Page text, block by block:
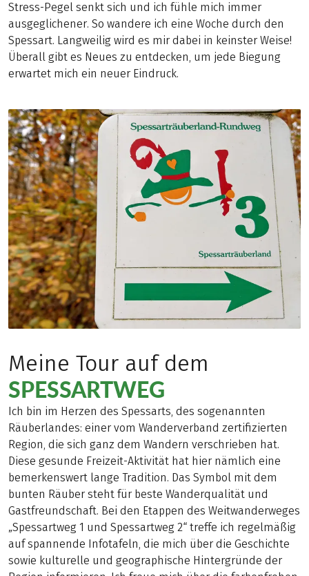
Stress-Pegel senkt sich und ich fühle mich immer
ausgeglichener. So wandere ich eine Woche durch den
Spessart. Langweilig wird es mir dabei in keinster Weise!
Überall gibt es Neues zu entdecken, um jede Biegung
erwartet mich ein neuer Eindruck.
Meine Tour auf dem
SPESSARTWEG
Ich bin im Herzen des Spessarts, des sogenannten
Räuberlandes: einer vom Wanderverband zertifizierten
Region, die sich ganz dem Wandern verschrieben hat.
Diese gesunde Freizeit-Aktivität hat hier nämlich eine
bemerkenswert lange Tradition. Das Symbol mit dem
bunten Räuber steht für beste Wanderqualität und
Gastfreundschaft. Bei den Etappen des Weitwanderweges
„Spessartweg 1 und Spessartweg 2“ treffe ich regelmäßig
auf spannende Infotafeln, die mich über die Geschichte
sowie kulturelle und geographische Hintergründe der